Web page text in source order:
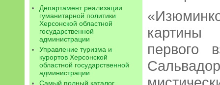
Департамент реализации
гуманитарной политики
Херсонской областной
государственной
администрации
Управление туризма и
курортов Херсонской
областной государственной
администрации
Самый полный каталог
первого